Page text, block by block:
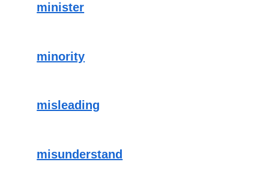
minister
minority
misleading
misunderstand